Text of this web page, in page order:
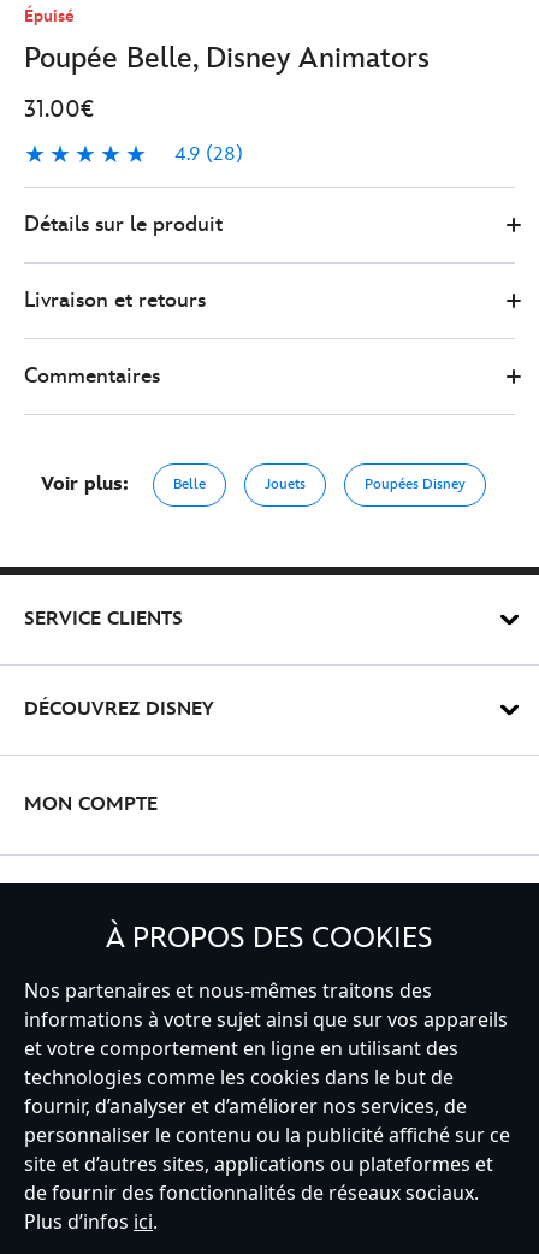
Épuisé
Poupée Belle, Disney Animators
31.00€
4.9 (28)
4.9
28
31.00
https://www.disneystore.fr/poupee-
belle-
animators-
460020773863.html
Détails sur le produit
Livraison et retours
Commentaires
Voir plus: Belle Jouets Poupées Disney
SERVICE CLIENTS
DÉCOUVREZ DISNEY
MON COMPTE
France
Service clients Conditions d’utilisation
Trouver un magasin
Plan du site
Règles de respect de la vie privée
Politique de cookies
Notice relative à la confidentialité
Conditions générales de vente
À PROPOS DES COOKIES
Nos partenaires et nous-mêmes traitons des
informations à votre sujet ainsi que sur vos appareils
et votre comportement en ligne en utilisant des
technologies comme les cookies dans le but de
fournir, d’analyser et d’améliorer nos services, de
personnaliser le contenu ou la publicité affiché sur ce
site et d’autres sites, applications ou plateformes et
de fournir des fonctionnalités de réseaux sociaux.
Plus d’infos ici.